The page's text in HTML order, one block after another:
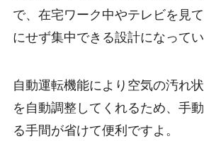
で、在宅ワーク中やテレビを見
にせず集中できる設計になってい
自動運転機能により空気の汚れ
を自動調整してくれるため、手
る手間が省けて便利ですよ。